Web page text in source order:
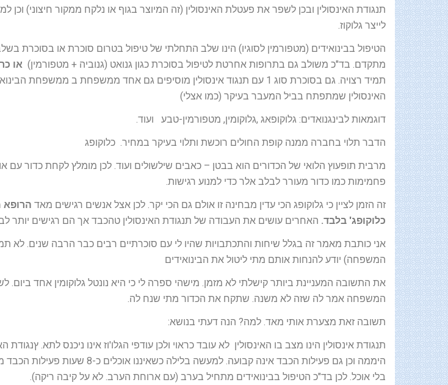
תנגודת האינסולין ובכן לשפר את פעטלת האינסולין (זה המיוצר בגוף או נלקח ממקור חיצוני) וכן
לייצר גלוקוז.
הטיפול בבינואידים (מטפורמין לסוגיו) הינו שלב התחלתי של טיפול בטרום סוכרת או בסוכרת
מתקדם. בד"כ משולב גם בתרופות אחרטת לטיפול בסוכרת כגון גנואט (גנוביה + מטפורמין) או
תמיד רצויה. גם בסוכרת סוג 1 עם תנגוד אינסולין מוסיפים גם אחד ממשפחת ב
האינסולין שמתפתח בביל המעבר בעיקר (כמו אצלי)
דוגמאות לבינגנואדים: גלוקופאג ,גלוקומין, מטפורמין-טבע ועוד.
הדבר תלוי בחברה ממנה קופת החולים רוכשת ותלוי בעיקר במחיר. כלוקופג
מרבית תופעוץ הלואי של הכדורים הוא בבטן – כאבים שילשולים ועוד. לכן מומלץ לקחת כדור עם
פחמימות כמו כדור מעורר לבלב אלר כדי למנוע רגישות.
זה הזמן לציין כי גלוקופג הכי עדין מבחינה זו אולם גם הכי יקר. לכן אצל אנשים רגישים מאד הרופא
כלוקופג' בלבד. האחרים עושים את העבודה של תנגודת האינסולין טהכבד אך הם רגישים יותר
אני כותבת מאמר זה בגלל שיחות והתכתבויות שהיו לי עם סוכרתיים רבים כבר הרבה שנים. לא
המשפחה) יודע להנחות אותם מתי ליטול את הבינואידים
את התשובה המעניינת ביותר קישלתי לא מזמן. מישהי ספרה לי כי היא נונטל גלוקומין אחד
המשפחה אמר לה שזה לא משנה. שתקח את הכדור מתי שנח לה.
תשובה זאת מצערת אותי מאד. למה? הנה דעתי בנושא:
תנגודת אינסולין הינו מצב בו האינסולין לא עובד כראוי ולכן עודפי הגלו'וז אינו ניכנס לתא. ץנגודת
היממה וכן גם פעילות הכבד אינה קבועה. למעשה
בלי אוכל. לכן בד"כ הטיפול בבינואידים מתחיל בערב (עם ארוחת הערב. לא על קיבה ריקה).